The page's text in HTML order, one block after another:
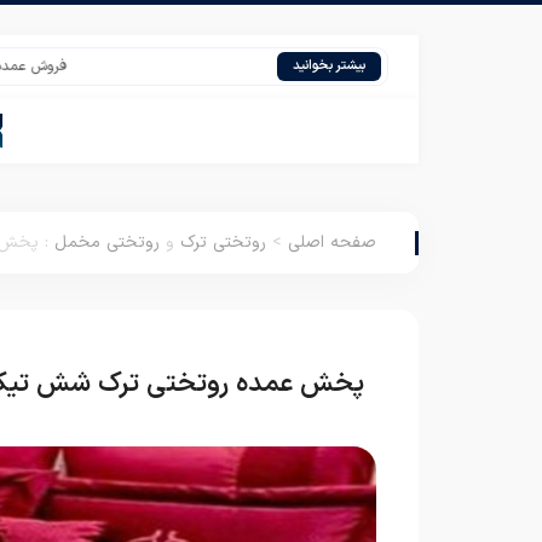
بیشتر بخوانید فروش عمده پتو
صفحه اصلی > روتختی ترک و روتختی مخمل : پخش
پخش عمده روتختی ترک شش